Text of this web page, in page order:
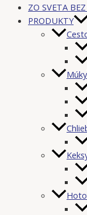
ZO SVETA
PRODUKTY
Múky